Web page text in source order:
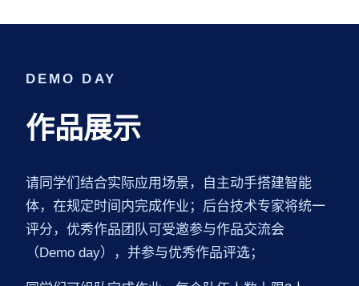
DEMO DAY
作品展示
请同学们结合实际应用场景，自主动手搭建智能
体，在规定时间内完成作业；后台技术专家将统一
评分，优秀作品团队可受邀参与作品交流会
（Demo day），并参与优秀作品评选；